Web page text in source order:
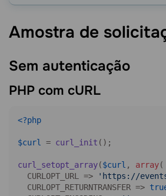
Amostra de
Sem autenticação
PHP com cURL
<?php
$curl = curl_init ();
curl_setopt_array($curl , array(
  CURLOPT_URL =>
'https://
  CURLOPT_RETURNTRANSFER =>